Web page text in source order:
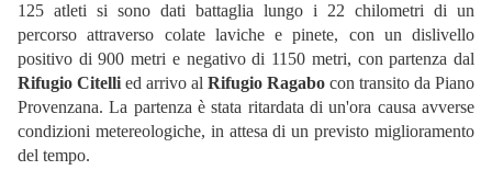
125 atleti si sono dati battaglia lungo i 22 chilometri di un
percorso attraverso colate laviche e pinete, con un dislivello
positivo di 900 metri e negativo di 1150 metri, con partenza dal
Rifugio Citelli ed arrivo al Rifugio Ragabo con transito da Piano
Provenzana. La partenza è stata ritardata di un'ora causa avverse
condizioni metereologiche, in attesa di un previsto miglioramento
del tempo.